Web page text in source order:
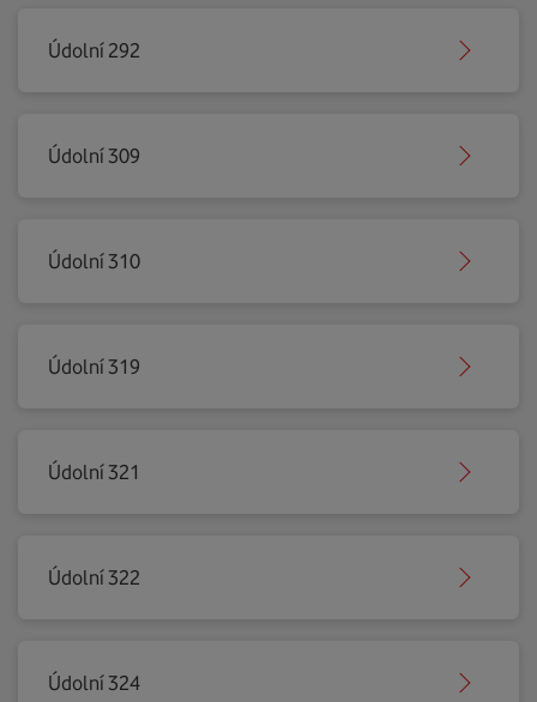
Údolní 292
Údolní 309
Údolní 310
Údolní 319
Údolní 321
Údolní 322
Údolní 324